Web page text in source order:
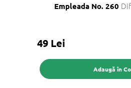
Empleada No. 260
49 Lei
Adaugă în